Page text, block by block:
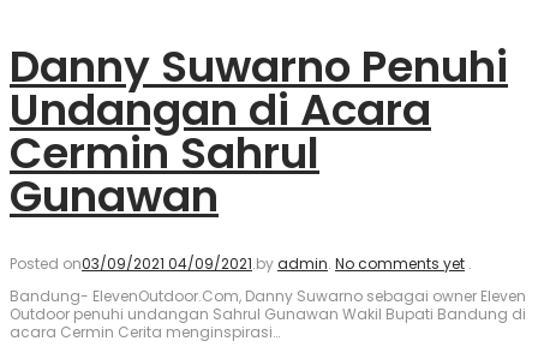
Danny Suwarno Penuhi
Undangan di Acara
Cermin Sahrul
Gunawan
Posted on03/09/2021 04/09/2021.byadmin. No comments yet .
Bandung- ElevenOutdoor.Com, Danny Suwarno sebagai owner Eleven
Outdoor penuhi undangan Sahrul Gunawan Wakil Bupati Bandung di
acara Cermin Cerita menginspirasi…